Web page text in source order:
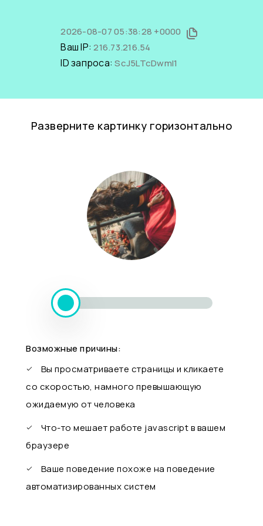
2026-08-07 05:38:28 +0000
Ваш IP:216.73.216.54
ID запроса:ScJ5LTcDwmI1
Разверните картинку горизонтально
Возможные причины:
Вы просматриваете страницы и кликаете
со скоростью, намного превышающую
ожидаемую от человека
Что-то мешает работе javascript в вашем
браузере
Ваше поведение похоже на поведение
автоматизированных систем